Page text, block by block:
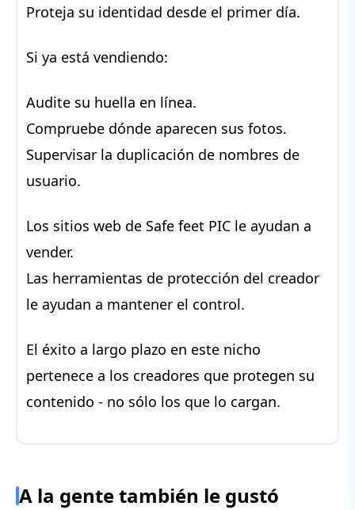
Proteja su identidad desde el primer día.
Si ya está vendiendo:
Audite su huella en línea.
Compruebe dónde aparecen sus fotos.
Supervisar la duplicación de nombres de
usuario.
Los sitios web de Safe feet PIC le ayudan a
vender.
Las herramientas de protección del creador
le ayudan a mantener el control.
El éxito a largo plazo en este nicho
pertenece a los creadores que protegen su
contenido - no sólo los que lo cargan.
A la gente también le gustó